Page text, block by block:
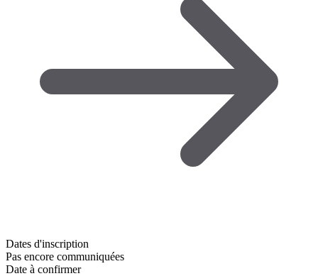
Dates d'inscription
Pas encore communiquées
Date à confirmer